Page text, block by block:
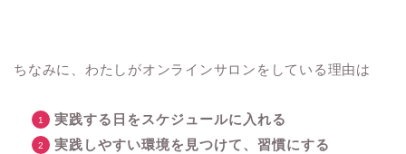
ちなみに、わたしがオンラインサロンをしている理由は
実践する日をスケジュールに入れる
実践しやすい環境を見つけて、習慣にする